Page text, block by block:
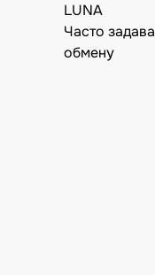
LUNA
Часто
обмену